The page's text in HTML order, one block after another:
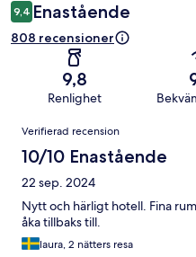
9,4 Enastående
808 recensioner
9,8
Renlighet
Recensioner
Verifierad recension
10/10 Enastående
22 sep. 2024
Nytt och härligt hotell. Fina
åka tillbaks till.
laura, 2 nätters resa